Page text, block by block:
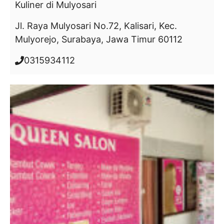
Kuliner di Mulyosari
Jl. Raya Mulyosari No.72, Kalisari, Kec.
Mulyorejo, Surabaya, Jawa Timur 60112
0315934112